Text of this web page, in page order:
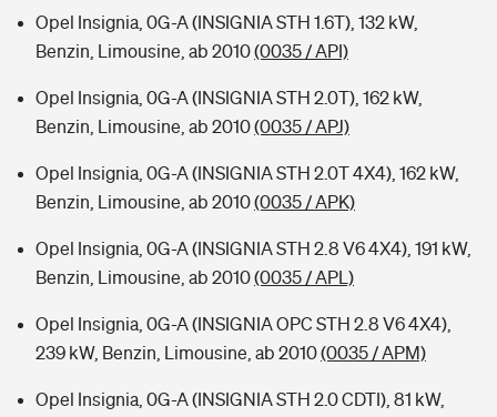
Opel Insignia, 0G-A (INSIGNIA STH 1.6T), 132 kW,
Benzin, Limousine, ab 2010(0035 / API)
Opel Insignia, 0G-A (INSIGNIA STH 2.0T), 162 kW,
Benzin, Limousine, ab 2010(0035 / APJ)
Opel Insignia, 0G-A (INSIGNIA STH 2.0T 4X4), 162 kW,
Benzin, Limousine, ab 2010(0035 / APK)
Opel Insignia, 0G-A (INSIGNIA STH 2.8 V6 4X4), 191 kW,
Benzin, Limousine, ab 2010(0035 / APL)
Opel Insignia, 0G-A (INSIGNIA OPC STH 2.8 V6 4X4),
239 kW, Benzin, Limousine, ab 2010(0035 / APM)
Opel Insignia, 0G-A (INSIGNIA STH 2.0 CDTI), 81 kW,